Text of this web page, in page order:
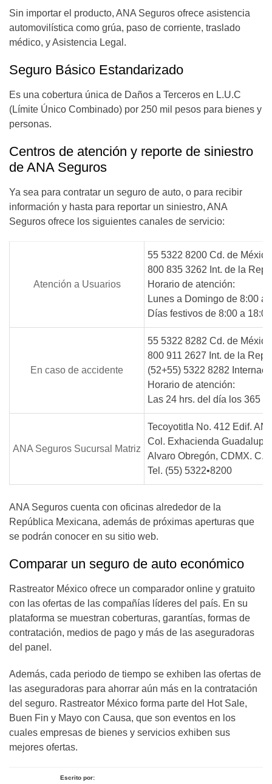
Sin importar el producto, ANA Seguros ofrece asistencia
automovilística como grúa, paso de corriente, traslado
médico, y Asistencia Legal.
Seguro Básico Estandarizado
Es una cobertura única de Daños a Terceros en L.U.C
(Límite Único Combinado) por 250 mil pesos para bienes y
personas.
Centros de atención y reporte de siniestro
de ANA Seguros
Ya sea para contratar un seguro de auto, o para recibir
información y hasta para reportar un siniestro, ANA
Seguros ofrece los siguientes canales de servicio:
Atención a Usuarios
55 5322 8200 Cd. de México
800 835 3262 Int. de la
Horario de atención:
Lunes a Domingo de 8:00 a
Días festivos de 8:00 a
En caso de accidente
55 5322 8282 Cd. de México
800 911 2627 Int. de la
(52+55) 5322 8282
Horario de atención:
Las 24 hrs. del día los 365
ANA Seguros Sucursal Matriz
Tecoyotitla No. 412 Edif.
Col. Exhacienda
Alvaro Obregón, CDMX.
Tel. (55) 5322•8200
ANA Seguros cuenta con oficinas alrededor de la
República Mexicana, además de próximas aperturas que
se podrán conocer en su sitio web.
Comparar un seguro de auto económico
Rastreator México ofrece un comparador online y gratuito
con las ofertas de las compañías líderes del país. En su
plataforma se muestran coberturas, garantías, formas de
contratación, medios de pago y más de las aseguradoras
del panel.
Además, cada periodo de tiempo se exhiben las ofertas de
las aseguradoras para ahorrar aún más en la contratación
del seguro. Rastreator México forma parte del Hot Sale,
Buen Fin y Mayo con Causa, que son eventos en los
cuales empresas de bienes y servicios exhiben sus
mejores ofertas.
Escrito por: